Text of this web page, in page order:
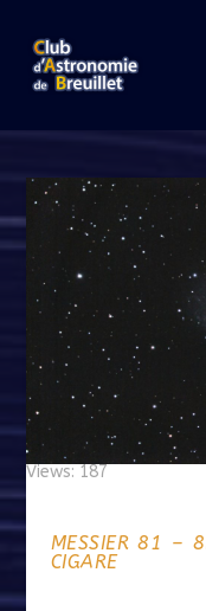
Views: 187
MESSIER 81 –
CIGARE